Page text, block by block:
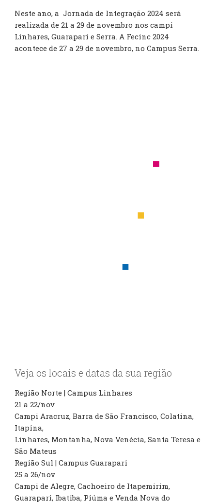
Neste ano, a Jornada de Integração 2024 será
realizada de 21 a 29 de novembro nos campi
Linhares, Guarapari e Serra. A Fecinc 2024
acontece de 27 a 29 de novembro, no Campus Serra.
Veja os locais e datas da sua região
Região Norte | Campus Linhares
21 a 22/nov
Campi Aracruz, Barra de São Francisco, Colatina,
Itapina,
Linhares, Montanha, Nova Venécia, Santa Teresa e
São Mateus
Região Sul | Campus Guarapari
25 a 26/nov
Campi de Alegre, Cachoeiro de Itapemirim,
Guarapari, Ibatiba, Piúma e Venda Nova do